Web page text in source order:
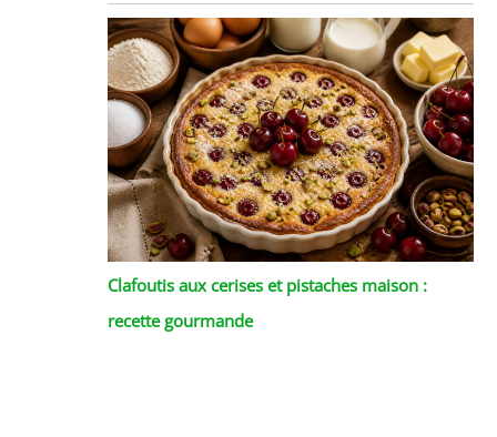
Clafoutis aux cerises et pistaches maison :
recette gourmande